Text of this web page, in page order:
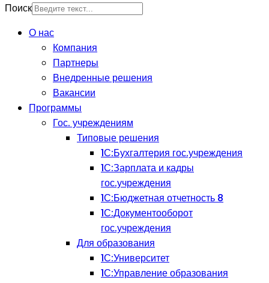
Поиск
О нас
Компания
Партнеры
Внедренные решения
Вакансии
Программы
Гос. учреждениям
Типовые решения
1С:Бухгалтерия гос.учреждения
1С:Зарплата и кадры
гос.учреждения
1С:Бюджетная отчетность 8
1С:Документооборот
гос.учреждения
Для образования
1С:Университет
1С:Управление образования